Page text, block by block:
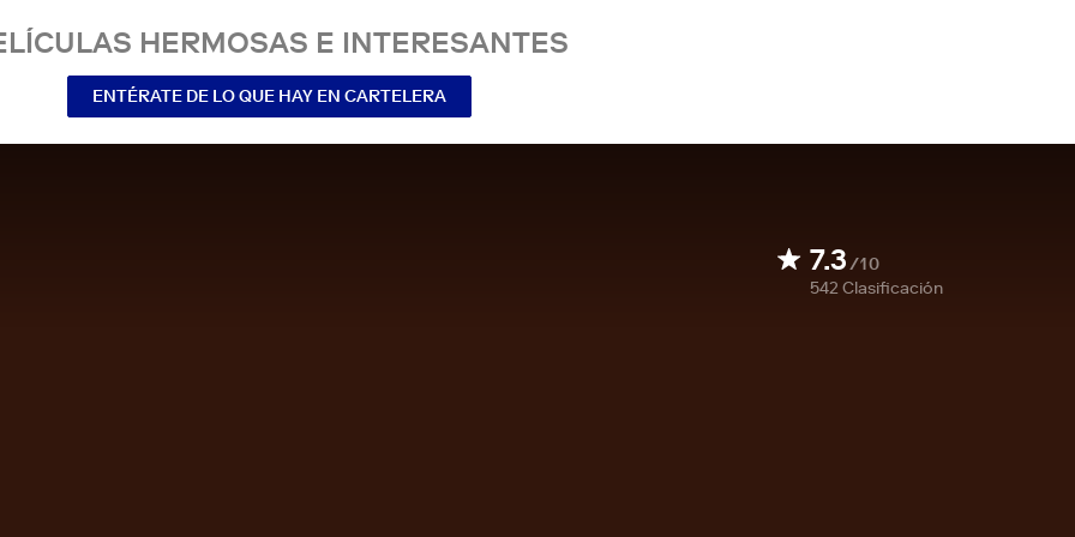
HERMOSAS E INTERESANTES
ENTÉRATE DE LO QUE HAY EN CARTELERA
7.3/10
542Clasificación